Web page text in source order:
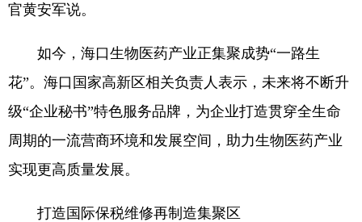
官黄安军说。
如今，海口生物医药产业正集聚成势“一路生
花”。海口国家高新区相关负责人表示，未来将不断升
级“企业秘书”特色服务品牌，为企业打造贯穿全生命
周期的一流营商环境和发展空间，助力生物医药产业
实现更高质量发展。
打造国际保税维修再制造集聚区